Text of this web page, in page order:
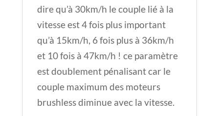
dire qu’à 30km/h le couple lié à la
vitesse est 4 fois plus important
qu’à 15km/h, 6 fois plus à 36km/h
et 10 fois à 47km/h ! ce paramètre
est doublement pénalisant car le
couple maximum des moteurs
brushless diminue avec la vitesse.